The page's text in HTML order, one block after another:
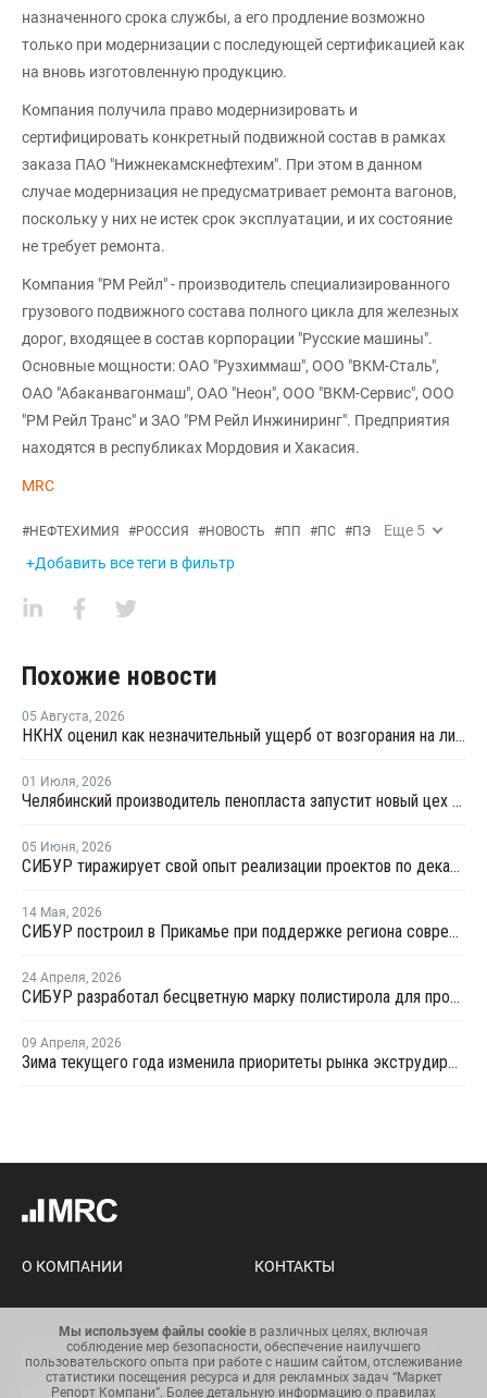
назначенного срока службы, а его продление возможно
только при модернизации с последующей сертификацией как
на вновь изготовленную продукцию.
Компания получила право модернизировать и
сертифицировать конкретный подвижной состав в рамках
заказа ПАО "Нижнекамскнефтехим". При этом в данном
случае модернизация не предусматривает ремонта вагонов,
поскольку у них не истек срок эксплуатации, и их состояние
не требует ремонта.
Компания "РМ Рейл" - производитель специализированного
грузового подвижного состава полного цикла для железных
дорог, входящее в состав корпорации "Русские машины".
Основные мощности: ОАО "Рузхиммаш", ООО "ВКМ-Сталь",
ОАО "Абаканвагонмаш", ОАО "Неон", ООО "ВКМ-Сервис", ООО
"РМ Рейл Транс" и ЗАО "РМ Рейл Инжиниринг". Предприятия
находятся в республиках Мордовия и Хакасия.
MRC
#НЕФТЕХИМИЯ #РОССИЯ #НОВОСТЬ #ПП #ПС #ПЭ Еще 5
+Добавить все теги в фильтр
Похожие новости
05 Августа, 2026
НКНХ оценил как незначительный ущерб от возгорания на линии полистирола
01 Июля, 2026
Челябинский производитель пенопласта запустит новый цех за 34 млн рублей
05 Июня, 2026
СИБУР тиражирует свой опыт реализации проектов по декарбонизации в строительстве
14 Мая, 2026
СИБУР построил в Прикамье при поддержке региона современный складской комплекс
24 Апреля, 2026
СИБУР разработал бесцветную марку полистирола для производителей бытовой техники и товаров для дома
09 Апреля, 2026
Зима текущего года изменила приоритеты рынка экструдированного пенополистирола
О КОМПАНИИ КОНТАКТЫ
Карта сайта
Условия использования
информации
Общий регламент по защите
Мы используем файлы cookie в различных целях, включая
соблюдение мер безопасности, обеспечение наилучшего
пользовательского опыта при работе с нашим сайтом, отслеживание
статистики посещения ресурса и для рекламных задач “Маркет
Репорт Компани”. Более детальную информацию о правилах